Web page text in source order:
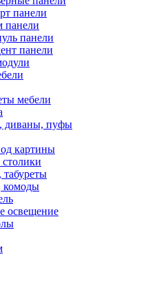
панели
панели
панели
панели
мебели
диваны, пуфы
картины
табуреты
комоды
освещение